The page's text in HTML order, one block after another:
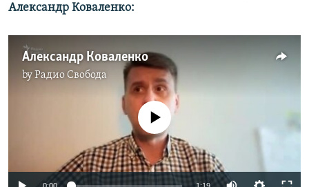
Александр Коваленко:
Александр Коваленко
byРадио Свобода
No media source currently available